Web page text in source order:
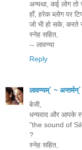
अन्यथा, कई लोग तो
हाँ, हरेक ब्लोग पर
जो भी हो सके, करते
स्नेह सहित,
-- लावण्या
Reply
लावण्यम्` ~ अन्तर्मन्`
बेजी,
धन्यवाद और आपके
"the sound of
?
स्नेह सहित,